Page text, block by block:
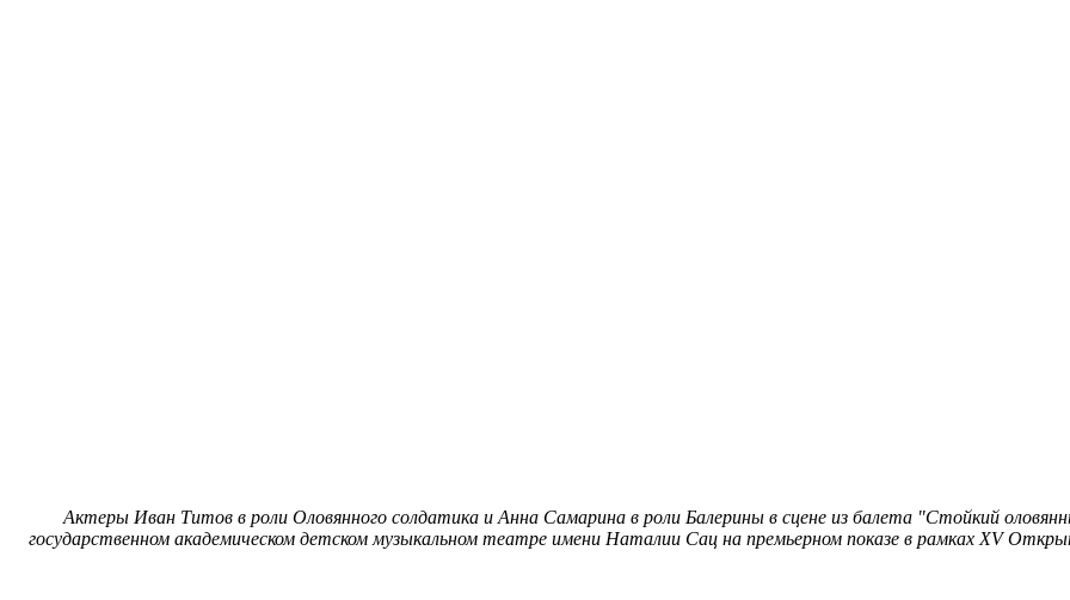
Актеры Иван Титов в роли Оловянного солдатика и Анна Самарина в роли Балерины в сцене из балета "Стойкий
государственном академическом детском музыкальном театре имени Наталии Сац на премьерном показе в рамках XV